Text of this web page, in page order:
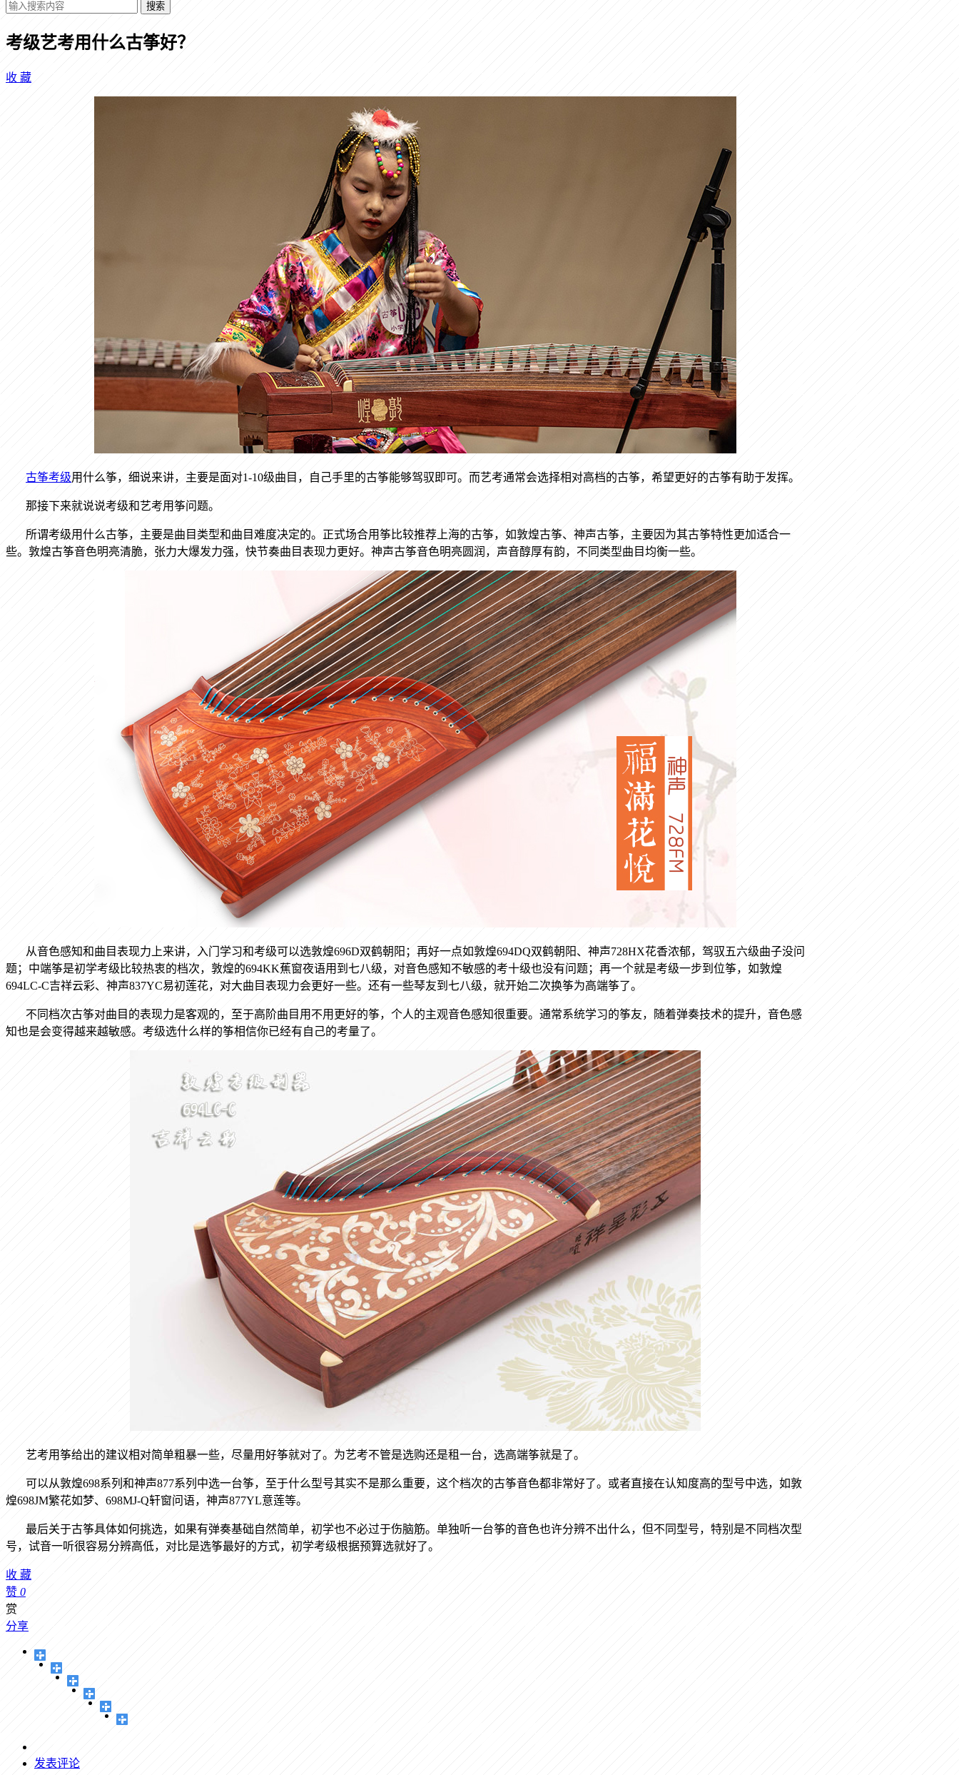
搜索
考级艺考用什么古筝好？
收 藏
古筝考级用什么筝，细说来讲，主要是面对1-10级曲目，自己手里的古筝能够驾驭即可。而艺考通常会选择相对高档的古筝，希望更好的古筝有助于发挥。
那接下来就说说考级和艺考用筝问题。
所谓考级用什么古筝，主要是曲目类型和曲目难度决定的。正式场合用筝比较推荐上海的古筝，如敦煌古筝、神声古筝，主要因为其古筝特性更加适合一
些。敦煌古筝音色明亮清脆，张力大爆发力强，快节奏曲目表现力更好。神声古筝音色明亮圆润，声音醇厚有韵，不同类型曲目均衡一些。
从音色感知和曲目表现力上来讲，入门学习和考级可以选敦煌696D双鹤朝阳；再好一点如敦煌694DQ双鹤朝阳、神声728HX花香浓郁，驾驭五六级曲子没问
题；中端筝是初学考级比较热衷的档次，敦煌的694KK蕉窗夜语用到七八级，对音色感知不敏感的考十级也没有问题；再一个就是考级一步到位筝，如敦煌
694LC-C吉祥云彩、神声837YC易初莲花，对大曲目表现力会更好一些。还有一些琴友到七八级，就开始二次换筝为高端筝了。
不同档次古筝对曲目的表现力是客观的，至于高阶曲目用不用更好的筝，个人的主观音色感知很重要。通常系统学习的筝友，随着弹奏技术的提升，音色感
知也是会变得越来越敏感。考级选什么样的筝相信你已经有自己的考量了。
艺考用筝给出的建议相对简单粗暴一些，尽量用好筝就对了。为艺考不管是选购还是租一台，选高端筝就是了。
可以从敦煌698系列和神声877系列中选一台筝，至于什么型号其实不是那么重要，这个档次的古筝音色都非常好了。或者直接在认知度高的型号中选，如敦
煌698JM繁花如梦、 698MJ-Q轩窗问语，神声877YL意莲等。
最后关于古筝具体如何挑选，如果有弹奏基础自然简单，初学也不必过于伤脑筋。单独听一台筝的音色也许分辨不出什么，但不同型号，特别是不同档次型
号，试音一听很容易分辨高低，对比是选筝最好的方式，初学考级根据预算选就好了。
收 藏
赞 0
赏
分享
发表评论